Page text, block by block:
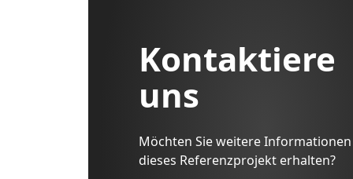
Kontaktiere
uns
Möchten Sie weitere
dieses Referenzprojekt erhalten?